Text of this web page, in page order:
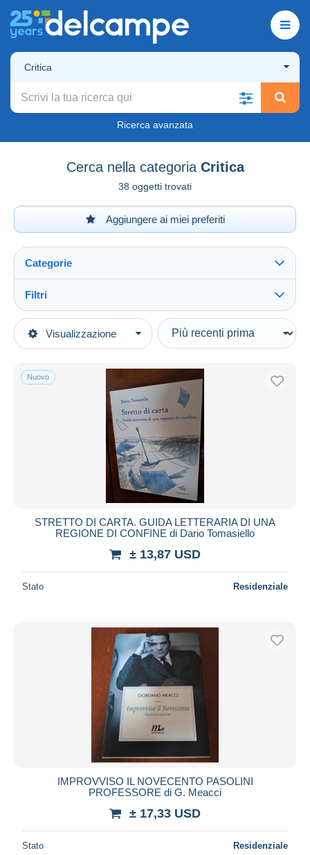
Critica
Ricerca avanzata
Cerca nella categoria Critica
38 oggetti trovati
Aggiungere ai miei preferiti
Visualizzazione
Categorie
Categorie principali
Italiano
Filtri
Tipo di vendita
In corso
Prezzo fisso
Asta con offerte
Aste senza offerte
Casa d'aste
Chiude fra
Prezzo
Spedizione gratuita
Metodi di pagamento
Bonifico bancario
Mastercard
Bancontact
Maestro
Residenza del venditore
Nuovo
STRETTO DI CARTA. GUIDA LETTERARIA DI UNA
REGIONE DI CONFINE di Dario Tomasiello
± 13,87 USD
Stato Residenziale
IMPROVVISO IL NOVECENTO PASOLINI
PROFESSORE di G. Meacci
± 17,33 USD
Stato Residenziale